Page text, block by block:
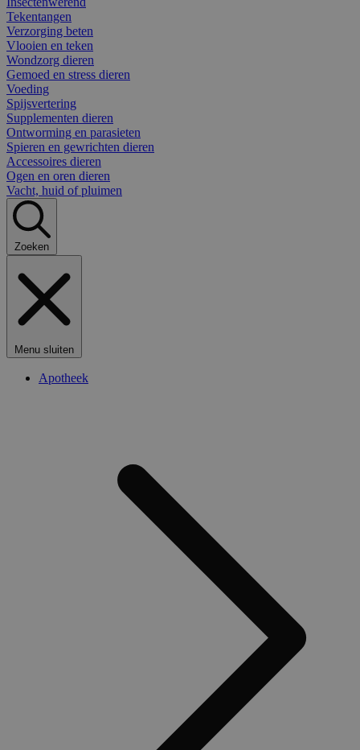
Tekentangen
Verzorging beten
Vlooien en teken
Wondzorg dieren
Gemoed en stress dieren
Voeding
Spijsvertering
Supplementen dieren
Ontworming en parasieten
Spieren en gewrichten dieren
Accessoires dieren
Ogen en oren dieren
Vacht, huid of pluimen
Zoeken
Menu sluiten
Apotheek